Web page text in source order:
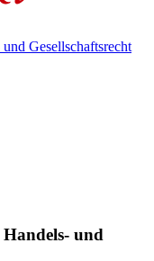
Gesellschaftsrecht
und